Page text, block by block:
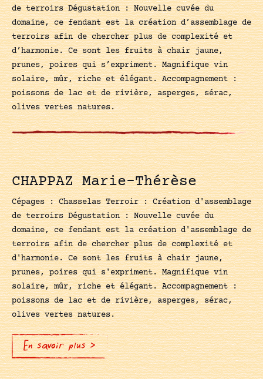
de terroirs Dégustation : Nouvelle cuvée du
domaine, ce fendant est la création d’assemblage de
terroirs afin de chercher plus de complexité et
d’harmonie. Ce sont les fruits à chair jaune,
prunes, poires qui s’expriment. Magnifique vin
solaire, mûr, riche et élégant. Accompagnement :
poissons de lac et de rivière, asperges, sérac,
olives vertes natures.
CHAPPAZ Marie-Thérèse
Cépages : Chasselas Terroir : Création d'assemblage
de terroirs Dégustation : Nouvelle cuvée du
domaine, ce fendant est la création d'assemblage de
terroirs afin de chercher plus de complexité et
d'harmonie. Ce sont les fruits à chair jaune,
prunes, poires qui s'expriment. Magnifique vin
solaire, mûr, riche et élégant. Accompagnement :
poissons de lac et de rivière, asperges, sérac,
olives vertes natures.
En savoir plus >